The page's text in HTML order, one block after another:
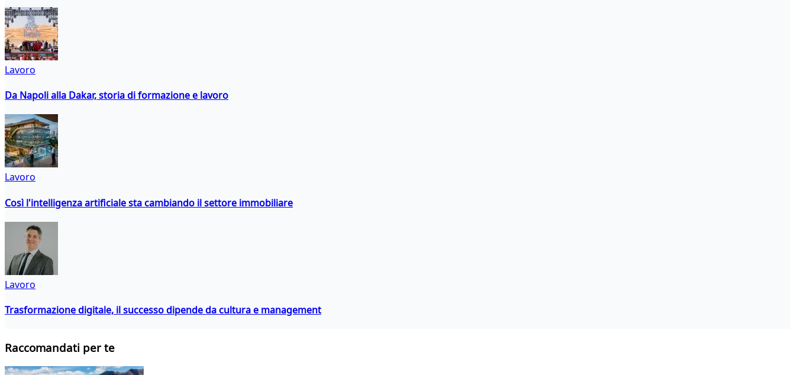
Lavoro
Da Napoli alla Dakar, storia di formazione e lavoro
Lavoro
Così l'intelligenza artificiale sta cambiando il settore immobiliare
Lavoro
Trasformazione digitale, il successo dipende da cultura e management
Raccomandati per te